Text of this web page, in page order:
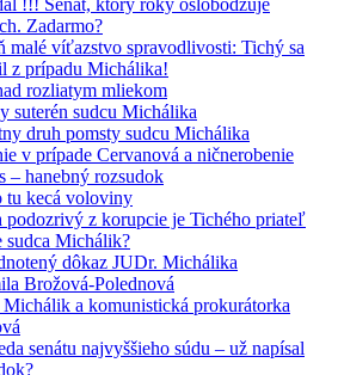
Zadarmo?
malé víťazstvo spravodlivosti: Tichý sa
z prípadu Michálika!
rozliatym mliekom
suterén sudcu Michálika
druh pomsty sudcu Michálika
v prípade Cervanová a ničnerobenie
– hanebný rozsudok
tu kecá voloviny
podozrivý z korupcie je Tichého priateľ
sudca Michálik?
dôkaz JUDr. Michálika
Brožová-Polednová
Michálik a komunistická prokurátorka
senátu najvyššieho súdu – už napísal